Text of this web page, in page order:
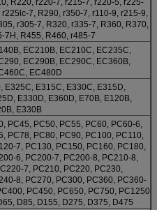
R220, r220-7, r215-7, r220-5, r225-
r225lc-7, R290, r350-7, r110-9, r215-9,
r305-7, R320, r335-7, R360, R370,
7H, R455, R460, r485-7
EC210B, EC210C, EC235C,
EC290B, EC290C, EC360B,
EC480D
E325C, E315C, E330C, E315D,
E330D, E360D, E70B, E120B,
E330B
PC45, PC50, PC55, PC60, PC60-6,
PC78, PC80, PC90, PC100, PC110,
7, PC130, PC150, PC160, PC180,
6, PC200-7, PC200-8, PC210-8,
7, PC210, PC220, PC230,
8, PC270, PC300, PC360, PC360-
PC450, PC650, PC750, PC1250
D85, D155, D275, D375, D475